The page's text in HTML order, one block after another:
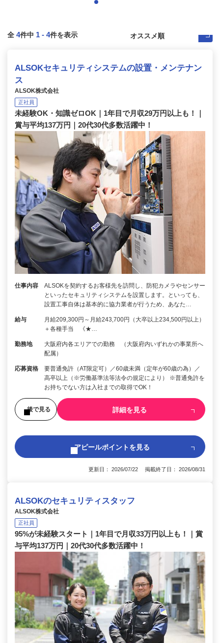
全 4件中 1 - 4件を表示
ALSOKセキュリティシステムの設置・メンテナン
ス
ALSOK株式会社
正社員
未経験OK・知識ゼロOK｜1年目で月収29万円以上も！｜
賞与平均137万円｜20代30代多数活躍中！
仕事内容
ALSOKを契約するお客様先を訪問し、防犯カメラやセンサー
といったセキュリティシステムを設置します。といっても、
設置工事自体は基本的に協力業者が行うため、あなた…
給与
月給209,300円～月給243,700円（大卒以上234,500円以上）
＋各種手当 《★…
勤務地
大阪府内各エリアでの勤務 （大阪府内いずれかの事業所へ
配属）
応募資格
要普通免許（AT限定可）／60歳未満（定年が60歳の為）／
高卒以上（※労働基準法等法令の規定により） ※普通免許を
お持ちでない方は入社までの取得でOK！
後で見る 詳細を見る
アピールポイントを見る
更新日： 2026/07/22 掲載終了日： 2026/08/31
ALSOKのセキュリティスタッフ
ALSOK株式会社
正社員
95%が未経験スタート｜1年目で月収33万円以上も！｜賞
与平均137万円｜20代30代多数活躍中！